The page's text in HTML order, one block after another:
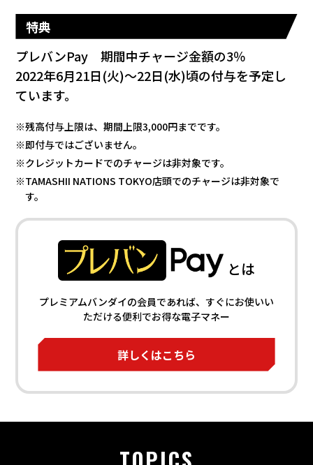
特典
プレバンPay 期間中チャージ金額の3％
2022年6月21日(火)～22日(水)頃の付与を予定し
ています。
※残高付与上限は、期間上限3,000円までです。
※即付与ではございません。
※クレジットカードでのチャージは非対象です。
※TAMASHII NATIONS TOKYO店頭でのチャージは非対象で
す。
とは
プレミアムバンダイの会員であれば、 すぐにお使いい
ただける便利でお得な電子マネー
詳しくはこちら